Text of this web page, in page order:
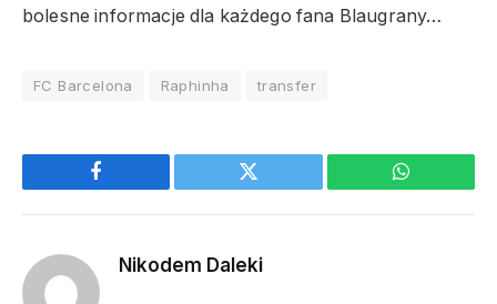
bolesne informacje dla każdego fana Blaugrany…
FC Barcelona Raphinha transfer
Facebook Twitter WhatsApp
Nikodem Daleki